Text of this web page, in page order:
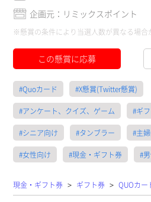
企画元：リミックスポイント
※懸賞の条件により当選人数が異なる場合
この懸賞に応募
#Quoカード #X懸賞(Twitter懸賞)
#アンケート、クイズ、ゲーム #ギ
#シニア向け #タンブラー #主
#女性向け #現金・ギフト券 #
現金・ギフト券 > ギフト券 > QUOカー